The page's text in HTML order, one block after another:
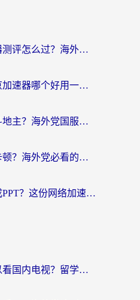
无畏契约海外加速器测评怎么过？海外玩家亲测实用指南（附小众技巧）
在国外决战！平安京加速器哪个好用一点？老玩家亲测番茄加速器全解析
加拿大怎么玩欢乐斗地主？海外党国服游戏加速终极指南（附绝地求生未来之役300英雄实测）
在欧洲玩新寻仙总卡顿？海外党必看的国服游戏加速全攻略
海外玩第九大陆卡成PPT？这份网络加速指南帮你丝滑上分
海外用什么软件可以看国内电视？留学生亲测有效的追剧自由指南